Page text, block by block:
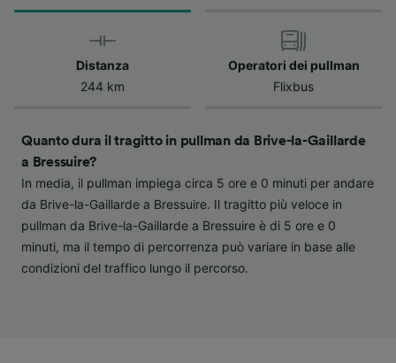
Distanza
244 km
Operatori dei pullman
Flixbus
Quanto dura il tragitto in pullman da Brive-la-Gaillarde
a Bressuire?
In media, il pullman impiega circa 5 ore e 0 minuti per andare
da Brive-la-Gaillarde a Bressuire. Il tragitto più veloce in
pullman da Brive-la-Gaillarde a Bressuire è di 5 ore e 0
minuti, ma il tempo di percorrenza può variare in base alle
condizioni del traffico lungo il percorso.
verranno segnalate ai nostri partner e non
influenzeranno i dati sulla navigazione. I tuoi
dati non verranno usati a scopi di
tracciamento se non ci hai fornito il consenso
Noi e i nostri partner trattiamo i dati per
fornire:
Utilizzare dati di geolocalizzazione precisi.
Scansione attiva delle caratteristiche del
dispositivo ai fini dell’identificazione.
Archiviare informazioni su dispositivo e/o
accedervi. Pubblicità e contenuti
personalizzati, misurazione delle prestazioni
dei contenuti e degli annunci, ricerche sul